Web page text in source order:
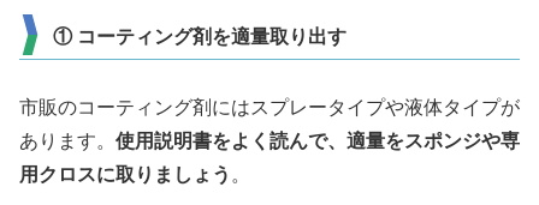
① コーティング剤を適量取り出す
市販のコーティング剤にはスプレータイプや液体タイプが
あります。 使用説明書をよく読んで、適量をスポンジや専
用クロスに取りましょう 。